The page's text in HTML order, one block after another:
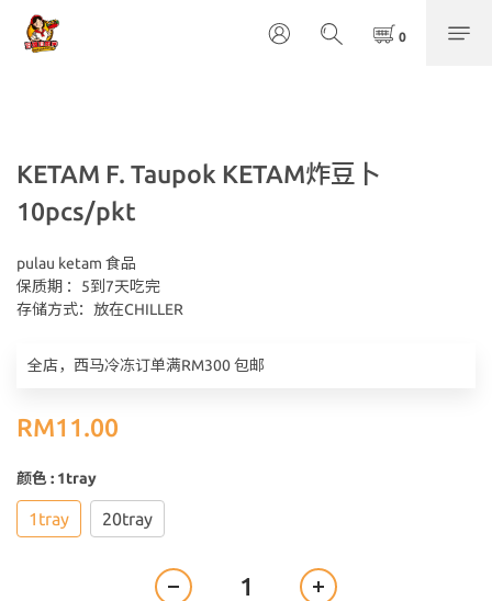
KETAM F. Taupok KETAM炸豆卜
10pcs/pkt
存储方式：放在CHILLER
全店，西马冷冻订单满RM300 包邮
RM11.00
颜色: 1tray
1tray 20tray